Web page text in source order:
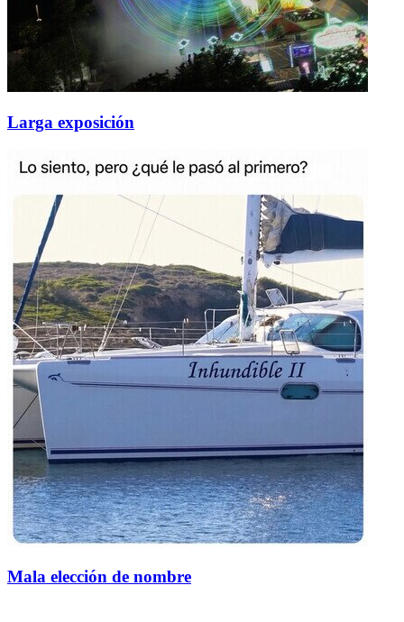
Larga exposición
Mala elección de nombre